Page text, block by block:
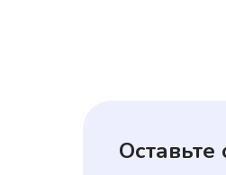
Оставьте